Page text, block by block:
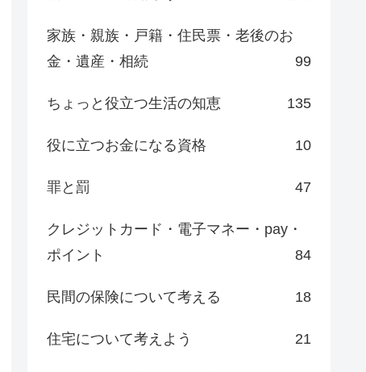
家族・親族・戸籍・住民票・老後のお
金・遺産・相続
99
ちょっと役立つ生活の知恵 135
役に立つお金になる資格 10
罪と罰 47
クレジットカード・電子マネー・pay・
ポイント
84
民間の保険について考える 18
住宅について考えよう 21